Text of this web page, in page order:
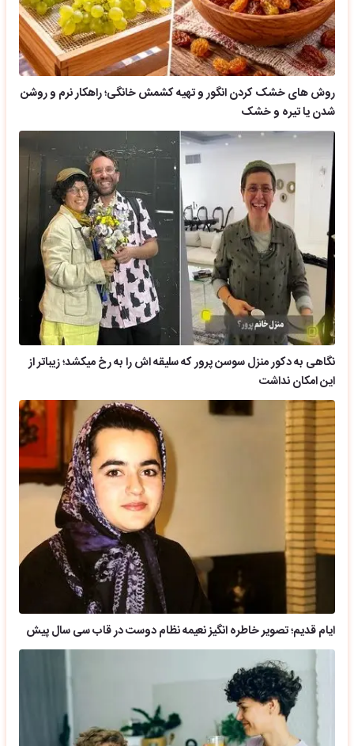
روش های خشک کردن انگور و تهیه کشمش خانگی؛ راهکار نرم و روشن
شدن یا تیره و خشک
نگاهی به دکور منزل سوسن پرور که سلیقه اش را به رخ میکشد؛ زیباتر از
این امکان نداشت
ایام قدیم؛ تصویر خاطره انگیز نعیمه نظام دوست در قاب سی سال پیش